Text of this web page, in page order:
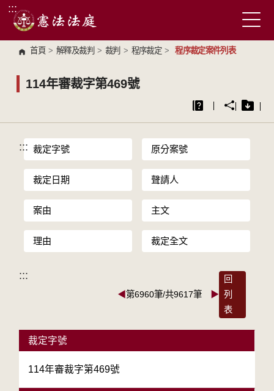
跳到主要內容區塊
:::
首頁 > 解釋及裁判 > 裁判 > 程序裁定 > 程序裁定案件列表
114年審裁字第469號
::: 裁定字號 原分案號
裁定日期 聲請人
案由 主文
理由 裁定全文
:::
◀第6960筆/共9617筆 ▶
回
列
表
裁定字號
114年審裁字第469號